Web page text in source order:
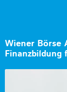
Wiener Börse
Finanzbildung